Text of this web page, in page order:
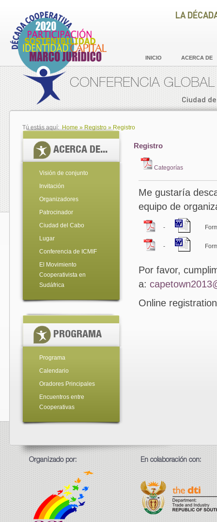
LA
INICIO ACERCA DE
CONFERENCIA
Ciudad
Tú estás aquí: Home » Registro » Registro
Registro
Categorías
Me gustaría
equipo de
-
-
Por favor,
a:
Online
ACERCA DE...
Visión de conjunto
Invitación
Organizadores
Patrocinador
Ciudad del Cabo
Lugar
Conferencia de ICMIF
El Movimiento
Cooperativista en
Sudáfrica
PROGRAMA
Programa
Calendario
Oradores Principales
Encuentros entre
Cooperativas
Organizado por: En colaboración con: